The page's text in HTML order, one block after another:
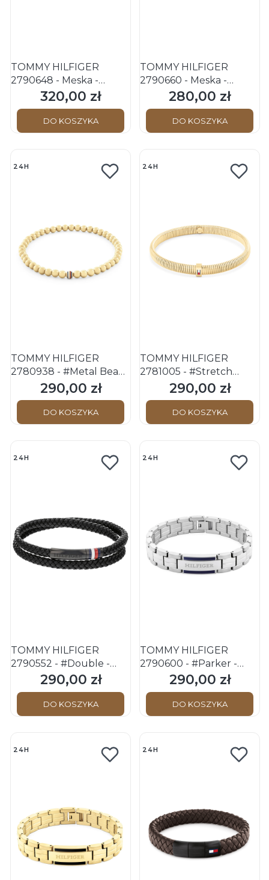
TOMMY HILFIGER
2790648 - Męska -
Bransoletka
Cena
320,00 zł
DO KOSZYKA
TOMMY HILFIGER
2790660 - Męska -
Bransoletka
Cena
280,00 zł
DO KOSZYKA
24H
TOMMY HILFIGER
2780938 - #Metal Beads
- Damska - Bransoletka
stalowa
Cena
290,00 zł
DO KOSZYKA
24H
TOMMY HILFIGER
2781005 - #Stretch
Bracelets - Damska -
Bransoletka stalowa
Cena
290,00 zł
DO KOSZYKA
24H
TOMMY HILFIGER
2790552 - #Double -
Męska - Bransoletka
skórzana
Cena
290,00 zł
DO KOSZYKA
24H
TOMMY HILFIGER
2790600 - #Parker -
Męska - Bransoletka
stalowa
Cena
290,00 zł
DO KOSZYKA
24H 24H